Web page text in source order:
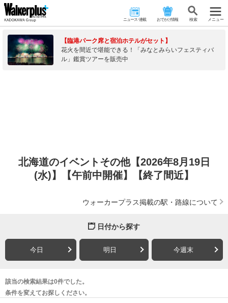
ニュース･連載 おでかけ情報 検 索 メニュー
【臨港パーク席と宿泊ホテルがセット】
花火を間近で堪能できる！「みなとみらいフェスティバ
ル」鑑賞ツアーを販売中
北海道のイベントその他【2026年8月19日
(水)】【午前中開催】【終了間近】
ウォーカープラス掲載の駅・路線について
日付から探す
今日 明日 今週末
該当の検索結果は0件でした。
条件を変えてお探しください。